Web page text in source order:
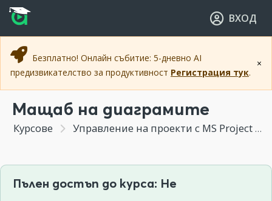
Прескочи към основното съдържание
Прескочи към навигацията
ВХОД
×
Безплатно! Онлайн събитие: 5-дневно AI
предизвикателство за продуктивност Регистрация тук.
Мащаб на диаграмите
Курсове Управление на проекти с MS Project
Пълен достъп до курса: Не